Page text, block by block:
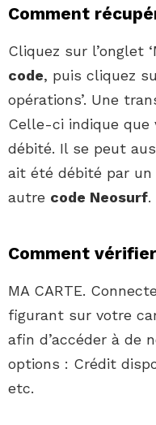
Comment
Cliquez sur l’onglet
code, puis cliquez
opérations’. Une
Celle-ci indique que
débité. Il se peut
ait été débité par
autre code Neosurf.
Comment
MA CARTE.
figurant sur votre
afin d’accéder à de
options : Crédit
etc.